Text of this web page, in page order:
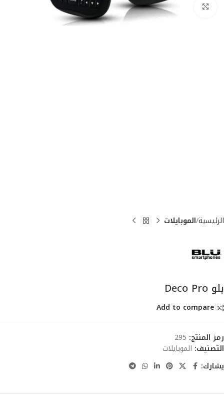
انقر للتكبير
الرئيسية الموبايلات
بلو Deco Pro
Add to compare
رمز المنتج: 295
التصنيف: الموبايلات
يشارك: